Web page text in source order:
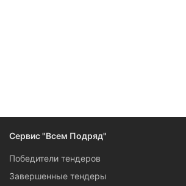
Сервис "Всем Подряд"
Победители тендеров
Завершенные тендеры